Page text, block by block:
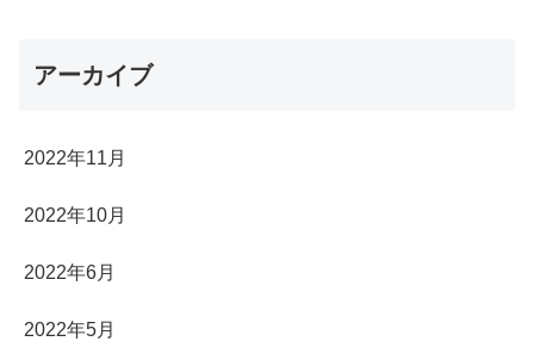
アーカイブ
2022年11月
2022年10月
2022年6月
2022年5月